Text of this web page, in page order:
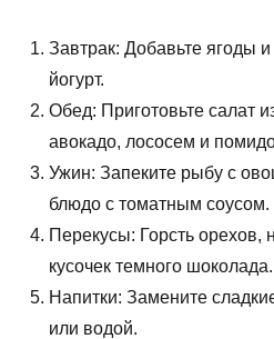
Завтрак: Добавьте ягоды
йогурт.
Обед: Приготовьте салат
авокадо, лососем и
Ужин: Запеките рыбу с
блюдо с томатным соусом.
Перекусы: Горсть орехов,
кусочек темного шоколада.
Напитки: Замените
или водой.